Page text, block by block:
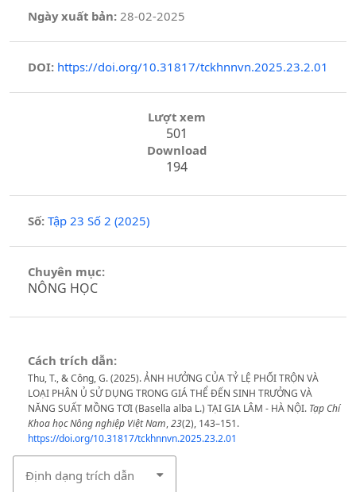
Ngày xuất bản: 28-02-2025
DOI: https://doi.org/10.31817/tckhnnvn.2025.23.2.01
Lượt xem
501
Download
194
Số: Tập 23 Số 2 (2025)
Chuyên mục:
NÔNG HỌC
Cách trích dẫn:
Thu, T., & Công, G. (2025). ẢNH HƯỞNG CỦA TỶ LỆ PHỐI TRỘN VÀ
LOẠI PHÂN Ủ SỬ DỤNG TRONG GIÁ THỂ ĐẾN SINH TRƯỞNG VÀ
NĂNG SUẤT MỒNG TƠI (Basella alba L.) TẠI GIA LÂM - HÀ NỘI. Tạp Chí
Khoa học Nông nghiệp Việt Nam,23(2), 143–151.
https://doi.org/10.31817/tckhnnvn.2025.23.2.01
Định dạng trích dẫn